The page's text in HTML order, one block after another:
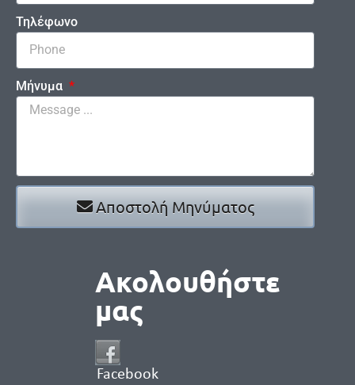
Τηλέφωνο
Μήνυμα
Αποστολή Μηνύματος
Ακολουθήστε
μας
Facebook